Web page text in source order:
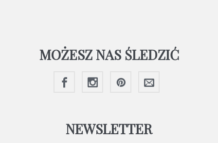
MOŻESZ NAS ŚLEDZIĆ
NEWSLETTER